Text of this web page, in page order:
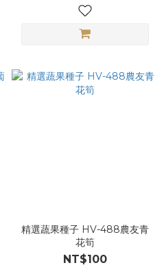
精選蔬果種子 HV-488農友青
花筍
NT$100